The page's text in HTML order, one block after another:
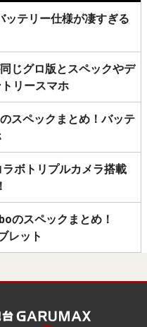
ッテリー仕様が凄すぎる
じグロ版とスペックやデ
リースマホ
スペックまとめ！バッテ
ラボトリプルカメラ搭載
のスペックまとめ！
レット